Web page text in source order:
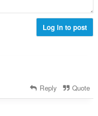
Log in to post
Reply Quote